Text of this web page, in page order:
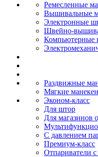
Ремесленные
Вышивальные
Электронные
Швейно-
Раздвижные
Мягкие
Эконом-класс
Для штор
Для магазинов
С давлением
Премиум-класс
Отпариватели